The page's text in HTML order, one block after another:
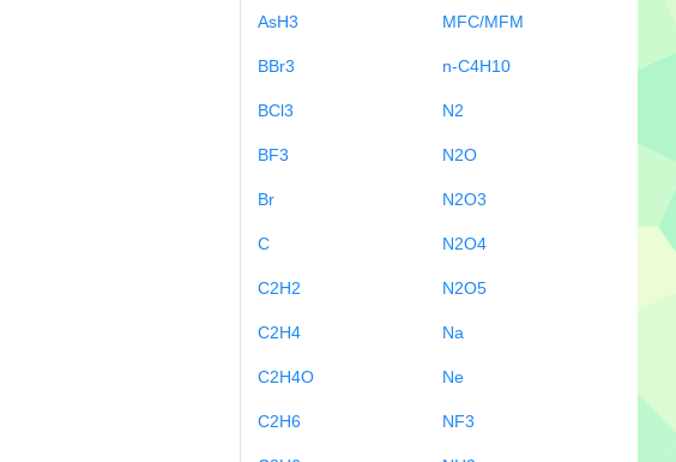
AsH3
BBr3
BCl3
BF3
Br
C
C2H2
C2H4
C2H4O
C2H6
MFC/MFM
n-C4H10
N2
N2O
N2O3
N2O4
N2O5
Na
Ne
NF3